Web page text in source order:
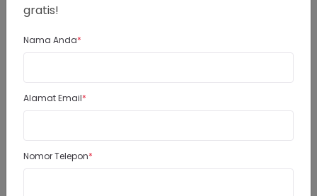
CKP TEXTILE
ONE STOP CLOTHING
SOLUTION
Scale Up Your
Business
With CKP
Textile
Retail Are
UNTUK SEMUA JENIS KAIN
gratis!
Nama Anda
Alamat Email
Nomor Telepon